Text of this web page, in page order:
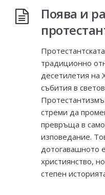
Поява и
традиционно
десетилетия на
събития в
стреми да
превръща в
изповедание.
дотогавашното
християнство,
степен